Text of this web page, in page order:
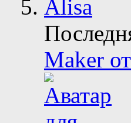
Alisa
Maker